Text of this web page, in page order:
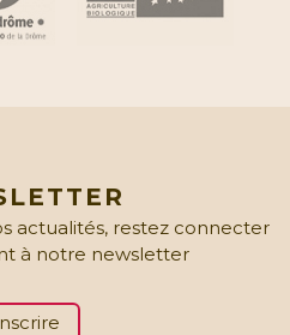
actualités, restez connecter
à notre newsletter